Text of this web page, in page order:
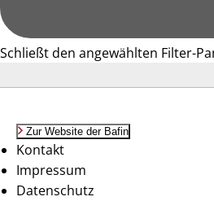
Schließt den angewählten Filter-
Zur Website der Bafin
Kontakt
Impressum
Datenschutz